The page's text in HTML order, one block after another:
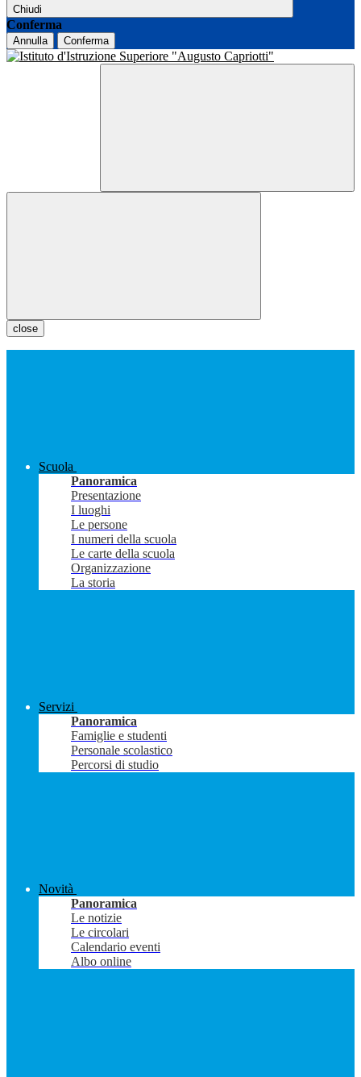
Chiudi
Conferma
Annulla Conferma
close
Scuola
Panoramica
Presentazione
I luoghi
Le persone
I numeri della scuola
Le carte della scuola
Organizzazione
La storia
Servizi
Panoramica
Famiglie e studenti
Personale scolastico
Percorsi di studio
Novità
Panoramica
Le notizie
Le circolari
Calendario eventi
Albo online